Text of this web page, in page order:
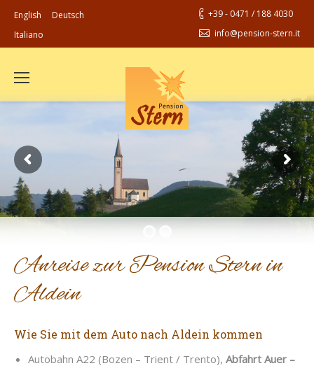
English
Deutsch
Italiano
+39 - 0471 / 188 4030
info@pension-stern.it
Anreise zur Pension Stern in
Aldein
Wie Sie mit dem Auto nach Aldein kommen
Autobahn A22 (Bozen – Trient / Trento), Abfahrt Auer –